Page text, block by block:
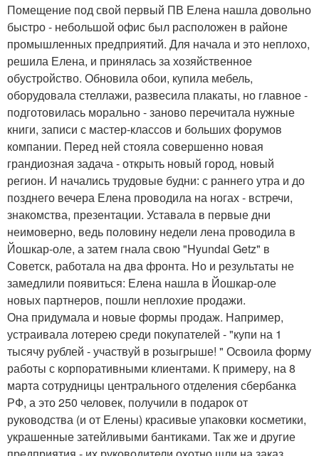
Помещение под свой первый ПВ Елена нашла довольно
быстро - небольшой офис был расположен в районе
промышленных предприятий. Для начала и это неплохо,
решила Елена, и принялась за хозяйственное
обустройство. Обновила обои, купила мебель,
оборудовала стеллажи, развесила плакаты, но главное -
подготовилась морально - заново перечитала нужные
книги, записи с мастер-классов и больших форумов
компании. Перед ней стояла совершенно новая
грандиозная задача - открыть новый город, новый
регион. И начались трудовые будни: с раннего утра и до
позднего вечера Елена проводила на ногах - встречи,
знакомства, презентации. Уставала в первые дни
неимоверно, ведь половину недели лена проводила в
Йошкар-оле, а затем гнала свою "Hyundai Getz" в
Советск, работала на два фронта. Но и результаты не
замедлили появиться: Елена нашла в Йошкар-оле
новых партнеров, пошли неплохие продажи.
Она придумала и новые формы продаж. Например,
устраивала лотерею среди покупателей - "купи на 1
тысячу рублей - участвуй в розыгрыше! " Освоила форму
работы с корпоративными клиентами. К примеру, на 8
марта сотрудницы центрального отделения сбербанка
РФ, а это 250 человек, получили в подарок от
руководства (и от Елены) красивые упаковки косметики,
украшенные затейливыми бантиками. Так же и другие